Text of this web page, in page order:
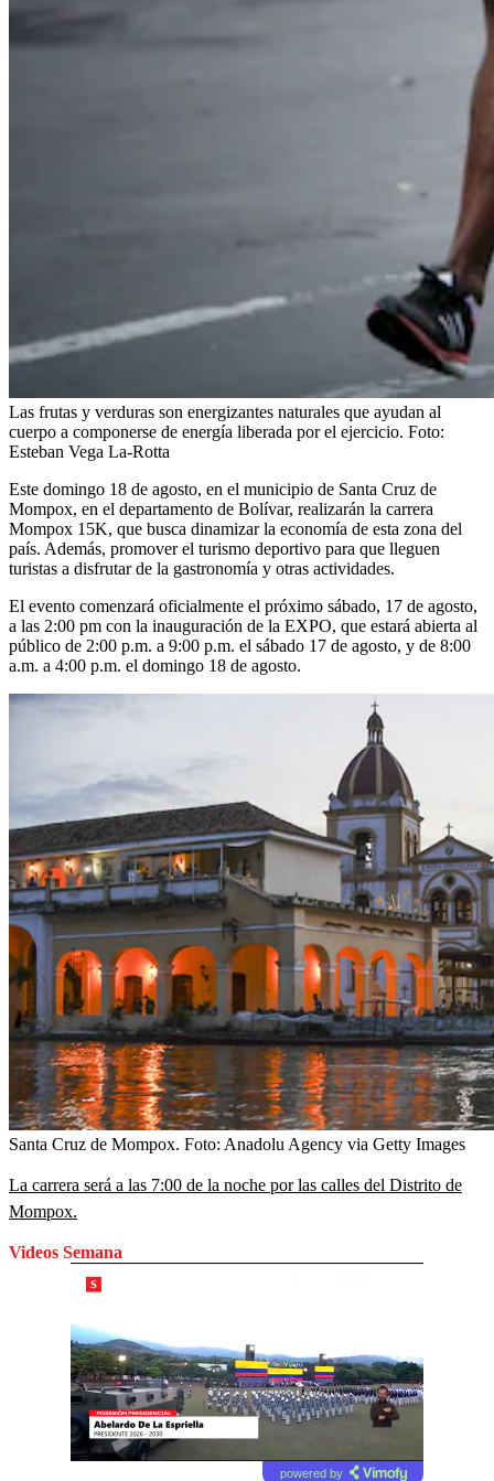
Las frutas y verduras son energizantes naturales que ayudan al
cuerpo a componerse de energía liberada por el ejercicio. Foto:
Esteban Vega La-Rotta
Este domingo 18 de agosto, en el municipio de Santa Cruz de
Mompox, en el departamento de Bolívar, realizarán la carrera
Mompox 15K, que busca dinamizar la economía de esta zona del
país. Además, promover el turismo deportivo para que lleguen
turistas a disfrutar de la gastronomía y otras actividades.
El evento comenzará oficialmente el próximo sábado, 17 de agosto,
a las 2:00 pm con la inauguración de la EXPO, que estará abierta al
público de 2:00 p.m. a 9:00 p.m. el sábado 17 de agosto, y de 8:00
a.m. a 4:00 p.m. el domingo 18 de agosto.
Santa Cruz de Mompox. Foto: Anadolu Agency via Getty Images
La carrera será a las 7:00 de la noche por las calles del Distrito de
Mompox.
Videos Semana
powered by